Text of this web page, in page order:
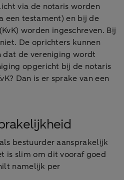
via de notaris worden
een testament) en bij de
worden ingeschreven. Bij
De oprichters kunnen
de vereniging wordt
opgericht bij de notaris
Dan is er sprake van een
bestuurder aansprakelijk
is slim om dit vooraf goed
namelijk per